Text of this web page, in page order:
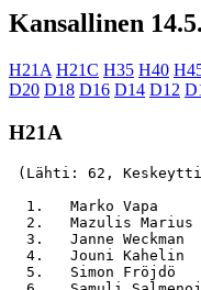
Kansallinen
H21A H21C H35 H40
D20 D18 D16 D14 D12
H21A
(Lähti: 62,
1.   Marko Vapa
2.   Mazulis
3.   Janne Weckman
4.   Jouni Kahelin
5.   Simon Fröjdö